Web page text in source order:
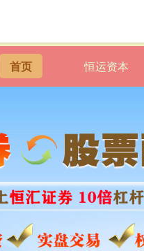
首页 恒运资本